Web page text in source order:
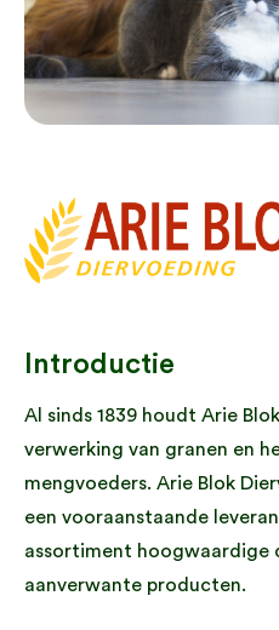
Introductie
Al sinds 1839 houdt Arie
verwerking van granen en
mengvoeders. Arie Blok
een vooraanstaande
assortiment hoogwaardige
aanverwante producten.